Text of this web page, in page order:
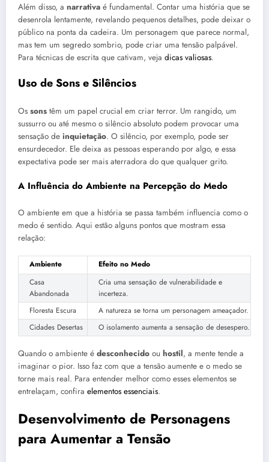
Além disso, a narrativa é fundamental. Contar uma história que se
desenrola lentamente, revelando pequenos detalhes, pode deixar o
público na ponta da cadeira. Um personagem que parece normal,
mas tem um segredo sombrio, pode criar uma tensão palpável.
Para técnicas de escrita que cativam, veja dicas valiosas.
Uso de Sons e Silêncios
Os sons têm um papel crucial em criar terror. Um rangido, um
sussurro ou até mesmo o silêncio absoluto podem provocar uma
sensação de inquietação. O silêncio, por exemplo, pode ser
ensurdecedor. Ele deixa as pessoas esperando por algo, e essa
expectativa pode ser mais aterradora do que qualquer grito.
A Influência do Ambiente na Percepção do Medo
O ambiente em que a história se passa também influencia como o
medo é sentido. Aqui estão alguns pontos que mostram essa
relação:
Ambiente
Efeito no Medo
Casa
Abandonada
Cria uma sensação de vulnerabilidade e
incerteza.
Floresta Escura
A natureza se torna um personagem ameaçador.
Cidades Desertas
O isolamento aumenta a sensação de desespero.
Quando o ambiente é desconhecido ou hostil, a mente tende a
imaginar o pior. Isso faz com que a tensão aumente e o medo se
torne mais real. Para entender melhor como esses elementos se
entrelaçam, confira elementos essenciais.
Desenvolvimento de Personagens
para Aumentar a Tensão